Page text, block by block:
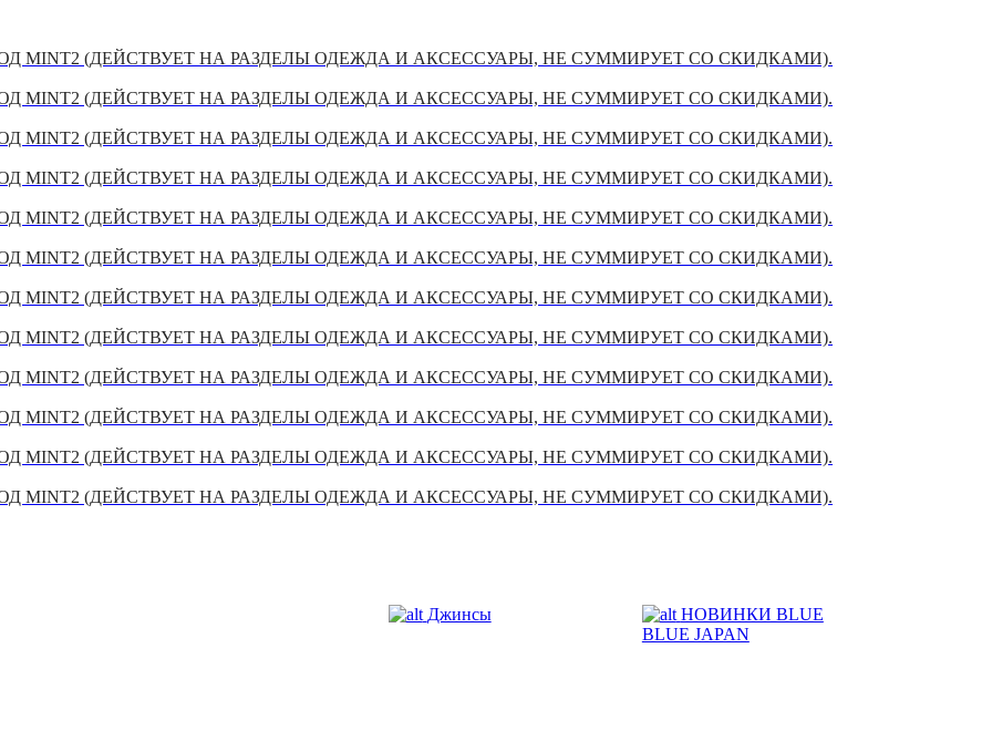
MINT2 (ДЕЙСТВУЕТ НА РАЗДЕЛЫ ОДЕЖДА И АКСЕССУАРЫ, НЕ СУММИРУЕТ СО СКИДКАМИ).
MINT2 (ДЕЙСТВУЕТ НА РАЗДЕЛЫ ОДЕЖДА И АКСЕССУАРЫ, НЕ СУММИРУЕТ СО СКИДКАМИ).
MINT2 (ДЕЙСТВУЕТ НА РАЗДЕЛЫ ОДЕЖДА И АКСЕССУАРЫ, НЕ СУММИРУЕТ СО СКИДКАМИ).
MINT2 (ДЕЙСТВУЕТ НА РАЗДЕЛЫ ОДЕЖДА И АКСЕССУАРЫ, НЕ СУММИРУЕТ СО СКИДКАМИ).
MINT2 (ДЕЙСТВУЕТ НА РАЗДЕЛЫ ОДЕЖДА И АКСЕССУАРЫ, НЕ СУММИРУЕТ СО СКИДКАМИ).
MINT2 (ДЕЙСТВУЕТ НА РАЗДЕЛЫ ОДЕЖДА И АКСЕССУАРЫ, НЕ СУММИРУЕТ СО СКИДКАМИ).
MINT2 (ДЕЙСТВУЕТ НА РАЗДЕЛЫ ОДЕЖДА И АКСЕССУАРЫ, НЕ СУММИРУЕТ СО СКИДКАМИ).
MINT2 (ДЕЙСТВУЕТ НА РАЗДЕЛЫ ОДЕЖДА И АКСЕССУАРЫ, НЕ СУММИРУЕТ СО СКИДКАМИ).
MINT2 (ДЕЙСТВУЕТ НА РАЗДЕЛЫ ОДЕЖДА И АКСЕССУАРЫ, НЕ СУММИРУЕТ СО СКИДКАМИ).
MINT2 (ДЕЙСТВУЕТ НА РАЗДЕЛЫ ОДЕЖДА И АКСЕССУАРЫ, НЕ СУММИРУЕТ СО СКИДКАМИ).
MINT2 (ДЕЙСТВУЕТ НА РАЗДЕЛЫ ОДЕЖДА И АКСЕССУАРЫ, НЕ СУММИРУЕТ СО СКИДКАМИ).
MINT2 (ДЕЙСТВУЕТ НА РАЗДЕЛЫ ОДЕЖДА И АКСЕССУАРЫ, НЕ СУММИРУЕТ СО СКИДКАМИ).
Джинсы
НОВИНКИ BLUE
BLUE JAPAN